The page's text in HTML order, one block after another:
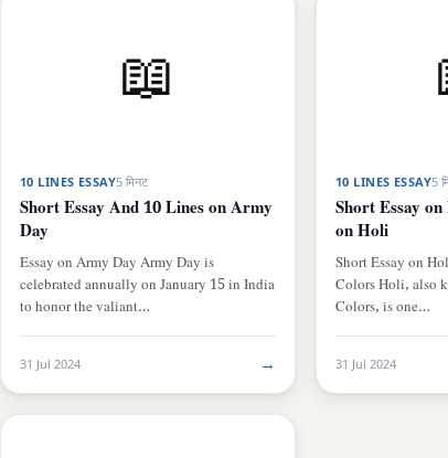
📖
10 LINES ESSAY5 मिनट
Short Essay And 10 Lines on Army
Day
Essay on Army Day Army Day is
celebrated annually on January 15 in India
to honor the valiant…
31 Jul 2024 →
10 LINES ESSAY5
Short Essay
on Holi
Short Essay on
Colors Holi, also
Colors, is one…
31 Jul 2024